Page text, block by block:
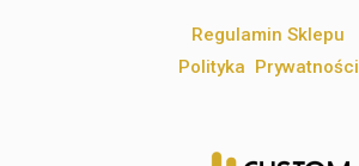
Regulamin Sklepu
Polityka Prywatności